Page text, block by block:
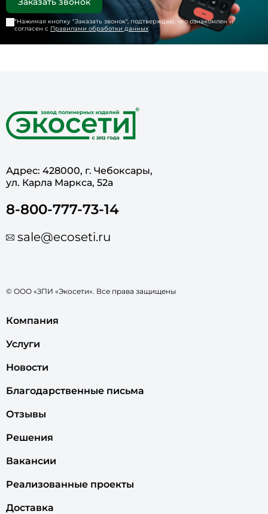
*Нажимая кнопку "Заказать звонок", подтверждаю, что ознакомлен и
согласен с Правилами обработки данных
Адрес: 428000, г. Чебоксары,
ул. Карла Маркса, 52а
8-800-777-73-14
sale@ecoseti.ru
© ООО «ЗПИ «Экосети». Все права защищены
Компания
Услуги
Новости
Благодарственные письма
Отзывы
Решения
Вакансии
Реализованные проекты
Доставка